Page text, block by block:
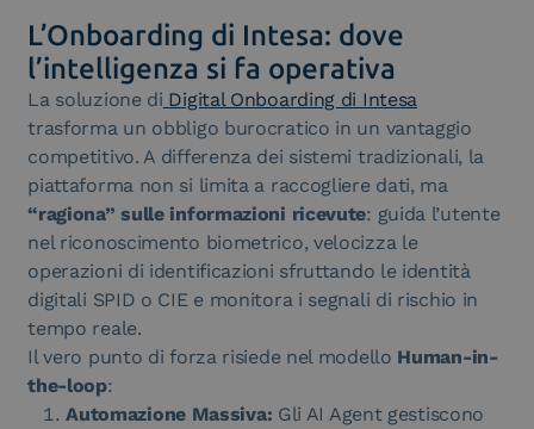
L’Onboarding di Intesa: dove
l’intelligenza si fa operativa
La soluzione di Digital Onboarding di Intesa
trasforma un obbligo burocratico in un vantaggio
competitivo. A differenza dei sistemi tradizionali, la
piattaforma non si limita a raccogliere dati, ma
“ragiona” sulle informazioni ricevute: guida l’utente
nel riconoscimento biometrico, velocizza le
operazioni di identificazioni sfruttando le identità
digitali SPID o CIE e monitora i segnali di rischio in
tempo reale.
Il vero punto di forza risiede nel modello Human-in-
the-loop:
Automazione Massiva: Gli AI Agent gestiscono